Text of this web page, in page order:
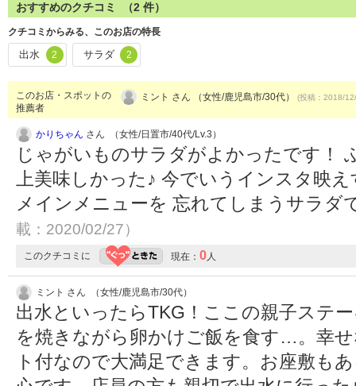
おすすめのクチコミ （2 件）
クチコミからみる、このお店の特長
出水 2 サラダ 2
このお店・スポットの
推薦者
ミント さん （女性/鹿児島市/30代） (投稿：2018/
かりちゃん さん （女性/日置市/40代/Lv.3）
じゃがいものサラダがよかったです！
上美味しかった♪ 今でいうインスタ映
メインメニューを 忘れてしまうサラダ
載：2020/02/27）
このクチコミに 現在： 0 人
ミント さん （女性/鹿児島市/30代）
出水といったらTKG！ここの親子ステ
を焼きながら卵かけご飯を食す…。幸
ト付なので大満足できます。お座敷も